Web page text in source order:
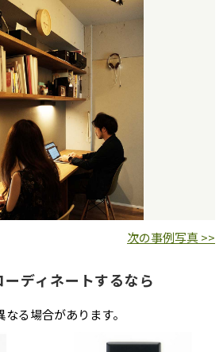
次の事例写真 >>
ディネートするなら
る場合があります。